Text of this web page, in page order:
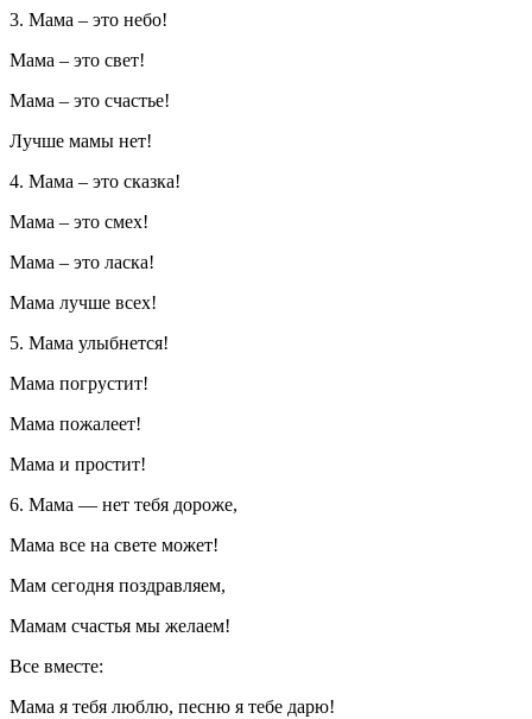
3. Мама – это небо!
Мама – это свет!
Мама – это счастье!
Лучше мамы нет!
4. Мама – это сказка!
Мама – это смех!
Мама – это ласка!
Мама лучше всех!
5. Мама улыбнется!
Мама погрустит!
Мама пожалеет!
Мама и простит!
6. Мама — нет тебя дороже,
Мама все на свете может!
Мам сегодня поздравляем,
Мамам счастья мы желаем!
Все вместе:
Мама я тебя люблю, песню я тебе дарю!